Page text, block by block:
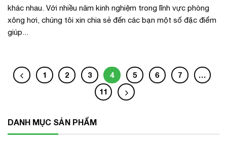
khác nhau. Với nhiều năm kinh nghiệm trong lĩnh vực phòng
xông hơi, chúng tôi xin chia sẻ đến các bạn một số đặc điểm
giúp...
1 2 3 4 5 6 7
…
11
DANH MỤC SẢN PHẨM